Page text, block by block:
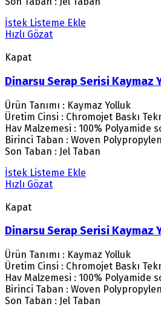
İstek Listeme Ekle
Hızlı Gözat
Kapat
Dinarsu Serap Serisi Kaymaz
Ürün Tanımı : Kaymaz Yolluk
Üretim Cinsi : Chromojet Baskı
Hav Malzemesi : 100% Polyamide
Birinci Taban : Woven
Son Taban : Jel Taban
İstek Listeme Ekle
Hızlı Gözat
Kapat
Dinarsu Serap Serisi Kaymaz
Ürün Tanımı : Kaymaz Yolluk
Üretim Cinsi : Chromojet Baskı
Hav Malzemesi : 100% Polyamide
Birinci Taban : Woven
Son Taban : Jel Taban